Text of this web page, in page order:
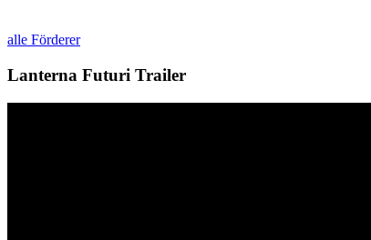
alle Förderer
Lanterna Futuri Trailer